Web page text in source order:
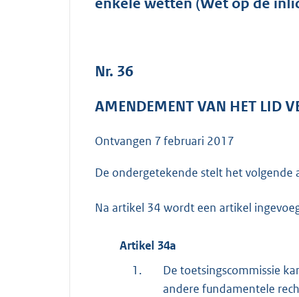
enkele wetten (Wet op de
Nr. 36
AMENDEMENT VAN HET LID
Ontvangen 7 februari 2017
De ondergetekende stelt het volgende
Na artikel 34 wordt een artikel
Artikel 34a
1.
De toetsingscommissie
andere fundamentele